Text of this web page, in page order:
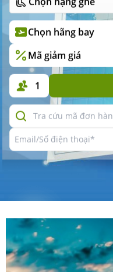
Chọn hãng bay
Mã giảm giá
1